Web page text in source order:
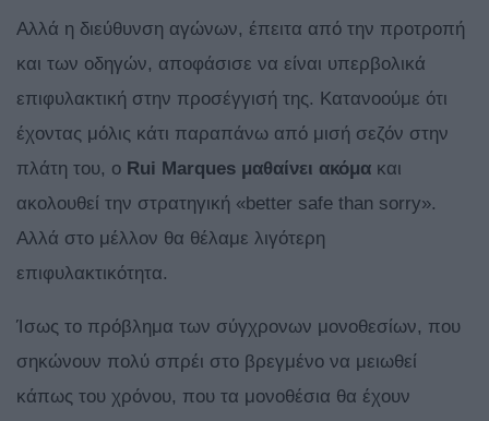
Αλλά η διεύθυνση αγώνων, έπειτα από την προτροπή
και των οδηγών, αποφάσισε να είναι υπερβολικά
επιφυλακτική στην προσέγγισή της. Κατανοούμε ότι
έχοντας μόλις κάτι παραπάνω από μισή σεζόν στην
πλάτη του, ο Rui Marques μαθαίνει ακόμα και
ακολουθεί την στρατηγική «better safe than sorry».
Αλλά στο μέλλον θα θέλαμε λιγότερη
επιφυλακτικότητα.
Ίσως το πρόβλημα των σύγχρονων μονοθεσίων, που
σηκώνουν πολύ σπρέι στο βρεγμένο να μειωθεί
κάπως του χρόνου, που τα μονοθέσια θα έχουν